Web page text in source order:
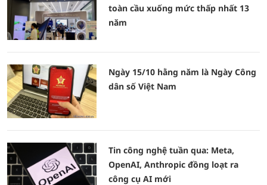
toàn cầu xuống mức thấp nhất 13
năm
Ngày 15/10 hằng năm là Ngày Công
dân số Việt Nam
Tin công nghệ tuần qua: Meta,
OpenAI, Anthropic đồng loạt ra
công cụ AI mới